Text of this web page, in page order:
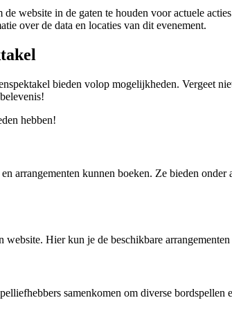
website in de gaten te houden voor actuele
over de data en locaties van dit evenement.
bieden volop mogelijkheden. Vergeet
hebben!
kunnen boeken. Ze bieden onder
Hier kun je de beschikbare
samenkomen om diverse bordspellen